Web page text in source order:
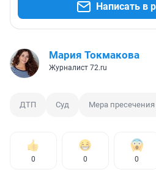
Написать в
Мария Токмакова
Журналист 72.ru
ДТП Суд Мера пресечения
0 0 0